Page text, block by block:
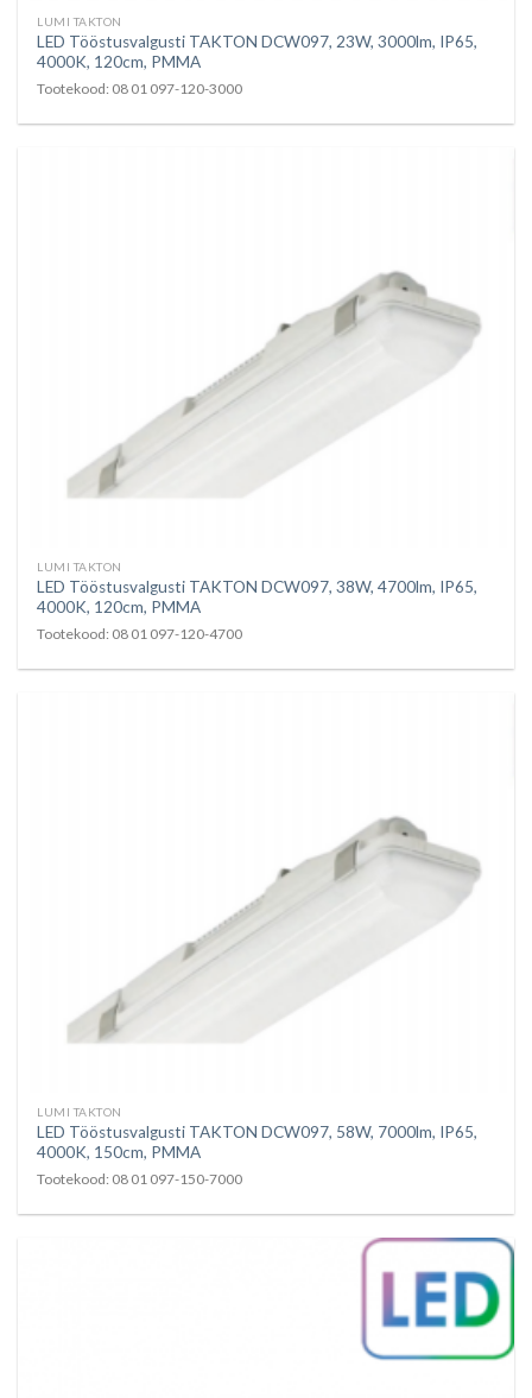
LUMI TAKTON
LED Tööstusvalgusti TAKTON DCW097, 23W, 3000lm, IP65,
4000K, 120cm, PMMA
Tootekood: 08 01 097-120-3000
LUMI TAKTON
LED Tööstusvalgusti TAKTON DCW097, 38W, 4700lm, IP65,
4000K, 120cm, PMMA
Tootekood: 08 01 097-120-4700
LUMI TAKTON
LED Tööstusvalgusti TAKTON DCW097, 58W, 7000lm, IP65,
4000K, 150cm, PMMA
Tootekood: 08 01 097-150-7000